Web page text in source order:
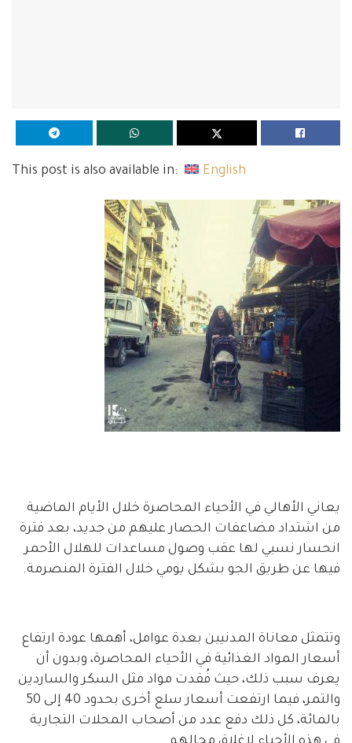
This post is also available in: English
يعاني الأهالي في الأحياء المحاصرة خلال الأيام الماضية
من اشتداد مضاعفات الحصار عليهم من جديد، بعد فترة
انحسار نسبي لها عقب وصول مساعدات للهلال الأحمر
فيها عن طريق الجو بشكل يومي خلال الفترة المنصرمة.
وتتمثل معاناة المدنيين بعدة عوامل، أهمها عودة ارتفاع
أسعار المواد الغذائية في الأحياء المحاصرة، وبدون أن
يعرف سبب ذلك، حيث فُقدت مواد مثل السكر والساردين
والتمر، فيما ارتفعت أسعار سلع أخرى بحدود 40 إلى 50
بالمائة، كل ذلك دفع عدد من أصحاب المحلات التجارية